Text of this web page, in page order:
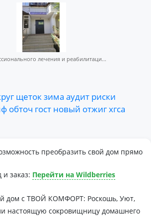
лечения и реабилитаци...
щетокзима аудит риски
обточ гост новый отжигхгса
преобразить свой дом прямо
заказ: Перейти на Wildberries
дом с ТВОЙ КОМФОРТ: Роскошь, Уют,
настоящую сокровищницу домашнего